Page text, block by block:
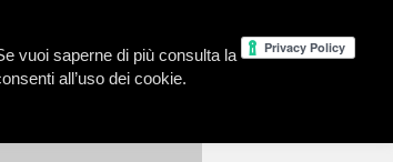
vuoi saperne di più consulta la
all’uso dei cookie.